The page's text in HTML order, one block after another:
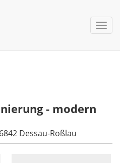
nav
- modern
Dessau-Roßlau